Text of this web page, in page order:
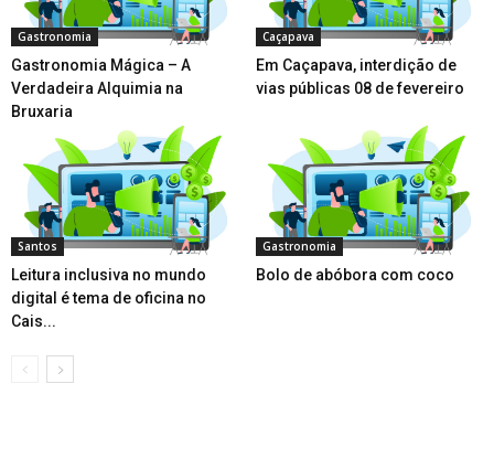
Gastronomia
Gastronomia Mágica – A
Verdadeira Alquimia na
Bruxaria
Caçapava
Em Caçapava, interdição de
vias públicas 08 de fevereiro
Santos
Leitura inclusiva no mundo
digital é tema de oficina no
Cais...
Gastronomia
Bolo de abóbora com coco